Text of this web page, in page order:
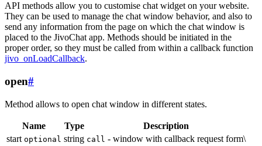
API methods allow you to customise chat widget on your website.
They can be used to manage the chat window behavior, and also to
send any information from the page on which the chat window is
placed to the JivoChat app. Methods should be initiated in the
proper order, so they must be called from within a callback function
jivo_onLoadCallback.
open#
Method allows to open chat window in different states.
Name Type
Description
start optional string call - window with callback request form\